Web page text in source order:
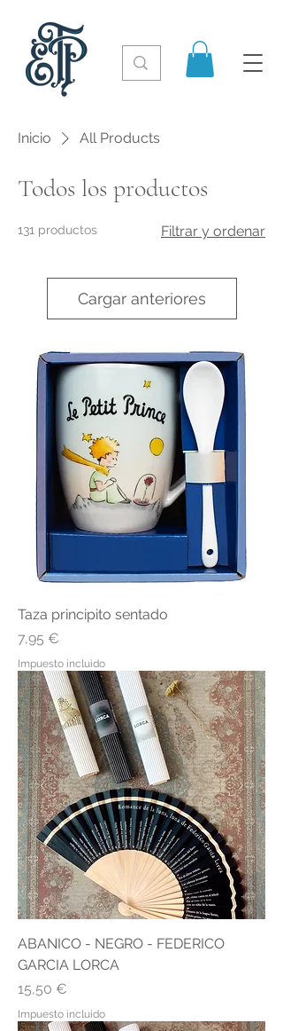
Inicio All Products
Todos los productos
131 productos Filtrar y ordenar
Cargar anteriores
Taza principito sentado
Precio
7,95 €
Impuesto incluido
ABANICO - NEGRO - FEDERICO
GARCIA LORCA
Precio
15,50 €
Impuesto incluido